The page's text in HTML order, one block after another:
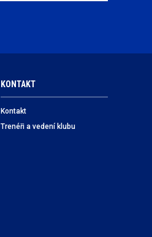
KONTAKT
Kontakt
Trenéři a vedení klubu